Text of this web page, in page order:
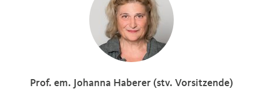
Prof. em. Johanna Haberer (stv. Vorsitzende)